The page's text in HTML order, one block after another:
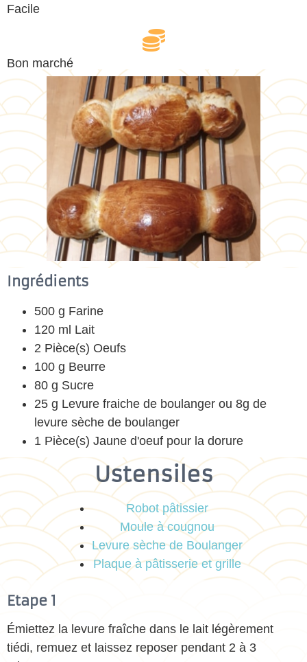
Facile
Bon marché
Ingrédients
500 g Farine
120 ml Lait
2 Pièce(s) Oeufs
100 g Beurre
80 g Sucre
25 g Levure fraiche de boulanger ou 8g de
levure sèche de boulanger
1 Pièce(s) Jaune d'oeuf pour la dorure
Ustensiles
Robot pâtissier
Moule à cougnou
Levure sèche de Boulanger
Plaque à pâtisserie et grille
Etape 1
Émiettez la levure fraîche dans le lait légèrement
tiédi, remuez et laissez reposer pendant 2 à 3